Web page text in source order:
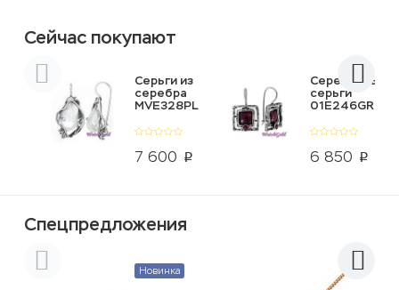
Сейчас покупают
7 600 p
Серьги из
серебра
MVE328PL
6 850 p
Серебряные
серьги
01E246GR
Спецпредложения
Новинка